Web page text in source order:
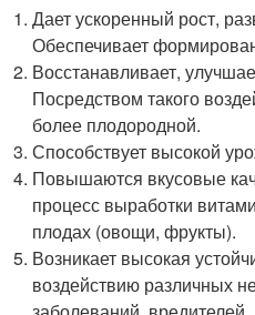
Дает ускоренный рост,
Обеспечивает
Восстанавливает,
Посредством такого
более плодородной.
Способствует высокой
Повышаются вкусовые
процесс выработки
плодах (овощи, фрукты).
Возникает высокая
воздействию различных